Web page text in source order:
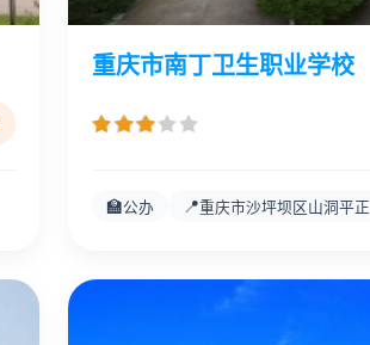
重庆市南丁卫生职业学校
🏫公办 📍重庆市沙坪坝区山洞平正